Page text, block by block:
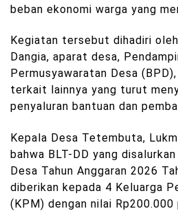
beban ekonomi warga yang
Kegiatan tersebut dihadiri
Dangia, aparat desa,
Permusyawaratan Desa
terkait lainnya yang turut
penyaluran bantuan dan
Kepala Desa Tetembuta,
bahwa BLT-DD yang
Desa Tahun Anggaran 2026
diberikan kepada 4 Keluarga
(KPM) dengan nilai